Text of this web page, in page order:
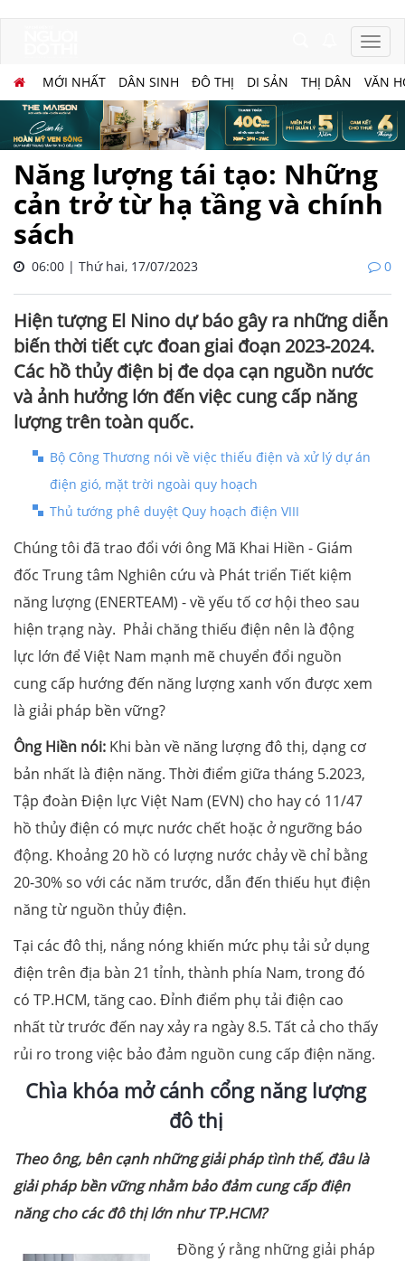
MỚI NHẤT DÂN SINH ĐÔ THỊ DI SẢN THỊ DÂN VĂN
Năng lượng tái tạo: Những
cản trở từ hạ tầng và chính
sách
06:00 | Thứ hai, 17/07/2023 0
Hiện tượng El Nino dự báo gây ra những diễn
biến thời tiết cực đoan giai đoạn 2023-2024.
Các hồ thủy điện bị đe dọa cạn nguồn nước
và ảnh hưởng lớn đến việc cung cấp năng
lượng trên toàn quốc.
Bộ Công Thương nói về việc thiếu điện và xử lý dự án
điện gió, mặt trời ngoài quy hoạch
Thủ tướng phê duyệt Quy hoạch điện VIII
Chúng tôi đã trao đổi với ông Mã Khai Hiền - Giám
đốc Trung tâm Nghiên cứu và Phát triển Tiết kiệm
năng lượng (ENERTEAM) - về yếu tố cơ hội theo sau
hiện trạng này. Phải chăng thiếu điện nên là động
lực lớn để Việt Nam mạnh mẽ chuyển đổi nguồn
cung cấp hướng đến năng lượng xanh vốn được xem
là giải pháp bền vững?
Ông Hiền nói: Khi bàn về năng lượng đô thị, dạng cơ
bản nhất là điện năng. Thời điểm giữa tháng 5.2023,
Tập đoàn Điện lực Việt Nam (EVN) cho hay có 11/47
hồ thủy điện có mực nước chết hoặc ở ngưỡng báo
động. Khoảng 20 hồ có lượng nước chảy về chỉ bằng
20-30% so với các năm trước, dẫn đến thiếu hụt điện
năng từ nguồn thủy điện.
Tại các đô thị, nắng nóng khiến mức phụ tải sử dụng
điện trên địa bàn 21 tỉnh, thành phía Nam, trong đó
có TP.HCM, tăng cao. Đỉnh điểm phụ tải điện cao
nhất từ trước đến nay xảy ra ngày 8.5. Tất cả cho thấy
rủi ro trong việc bảo đảm nguồn cung cấp điện năng.
Chìa khóa mở cánh cổng năng lượng
đô thị
Theo ông, bên cạnh những giải pháp tình thế, đâu là
giải pháp bền vững nhằm bảo đảm cung cấp điện
năng cho các đô thị lớn như TP.HCM?
Đồng ý rằng những giải pháp